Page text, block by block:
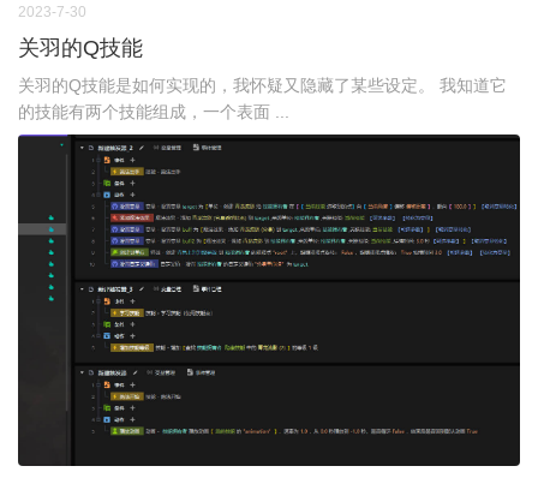
2023-7-30
关羽的Q技能
关羽的Q技能是如何实现的，我怀疑又隐藏了某些设定。 我知道它
的技能有两个技能组成，一个表面 ...